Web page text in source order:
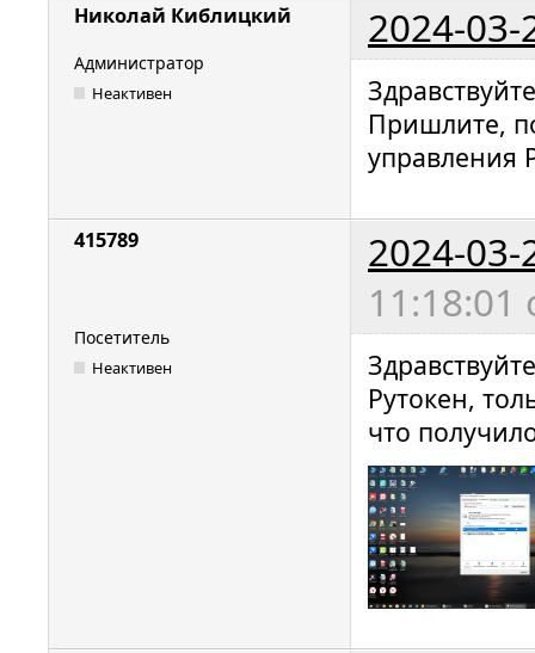
Николай Киблицкий 2024-03-
Администратор
Неактивен
Пришлите,
управления
415789
2024-03-
11:18:01
Посетитель
Неактивен
Рутокен,
что